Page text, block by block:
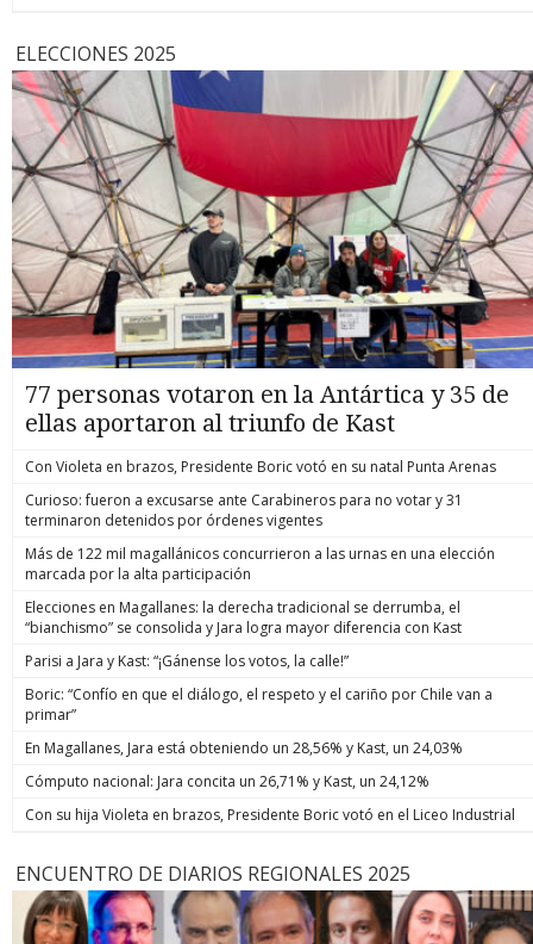
ELECCIONES 2025
77 personas votaron en la Antártica y 35 de
ellas aportaron al triunfo de Kast
Con Violeta en brazos, Presidente Boric votó en su natal Punta Arenas
Curioso: fueron a excusarse ante Carabineros para no votar y 31
terminaron detenidos por órdenes vigentes
Más de 122 mil magallánicos concurrieron a las urnas en una elección
marcada por la alta participación
Elecciones en Magallanes: la derecha tradicional se derrumba, el
“bianchismo” se consolida y Jara logra mayor diferencia con Kast
Parisi a Jara y Kast: “¡Gánense los votos, la calle!”
Boric: “Confío en que el diálogo, el respeto y el cariño por Chile van a
primar”
En Magallanes, Jara está obteniendo un 28,56% y Kast, un 24,03%
Cómputo nacional: Jara concita un 26,71% y Kast, un 24,12%
Con su hija Violeta en brazos, Presidente Boric votó en el Liceo Industrial
ENCUENTRO DE DIARIOS REGIONALES 2025